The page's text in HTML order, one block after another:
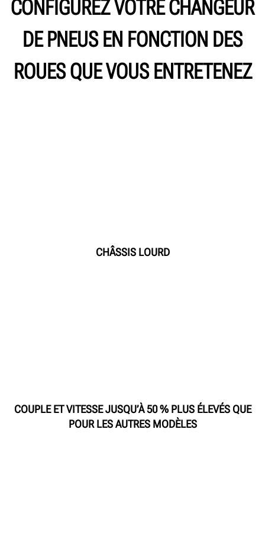
CONFIGUREZ VOTRE CHANGEUR
DE PNEUS EN FONCTION DES
ROUES QUE VOUS ENTRETENEZ
CHÂSSIS LOURD
COUPLE ET VITESSE JUSQU’À 50 % PLUS ÉLEVÉS QUE
POUR LES AUTRES MODÈLES